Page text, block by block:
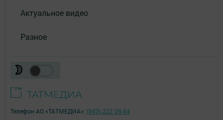
Актуальное видео
Разное
Телефон АО «ТАТМЕДИА»: (843) 222 09 84